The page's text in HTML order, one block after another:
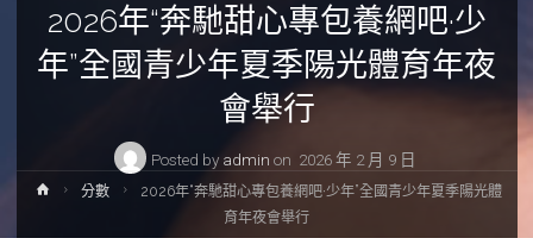
2026年“奔馳甜心專包養網吧·少
年”全國青少年夏季陽光體育年夜
會舉行
Posted by admin on 2026 年 2 月 9 日
Home分數
2026年“奔馳甜心專包養網吧·少年”全國青少年夏季陽光體
育年夜會舉行